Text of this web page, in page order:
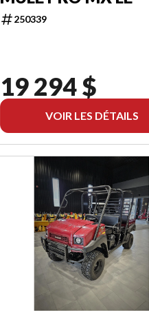
250339
19 294 $
VOIR LES DÉTAILS